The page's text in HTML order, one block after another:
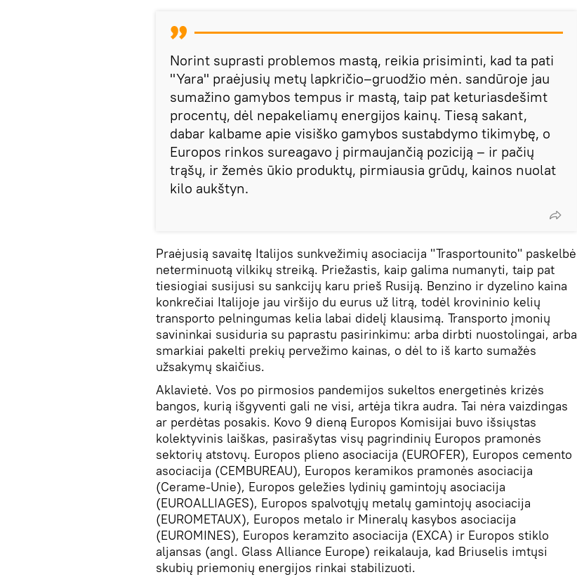
Norint suprasti problemos mastą, reikia prisiminti, kad ta pati
"Yara" praėjusių metų lapkričio–gruodžio mėn. sandūroje jau
sumažino gamybos tempus ir mastą, taip pat keturiasdešimt
procentų, dėl nepakeliamų energijos kainų. Tiesą sakant,
dabar kalbame apie visiško gamybos sustabdymo tikimybę, o
Europos rinkos sureagavo į pirmaujančią poziciją – ir pačių
trąšų, ir žemės ūkio produktų, pirmiausia grūdų, kainos nuolat
kilo aukštyn.
Praėjusią savaitę Italijos sunkvežimių asociacija "Trasportounito" paskelbė
neterminuotą vilkikų streiką. Priežastis, kaip galima numanyti, taip pat
tiesiogiai susijusi su sankcijų karu prieš Rusiją. Benzino ir dyzelino kaina
konkrečiai Italijoje jau viršijo du eurus už litrą, todėl krovininio kelių
transporto pelningumas kelia labai didelį klausimą. Transporto įmonių
savininkai susiduria su paprastu pasirinkimu: arba dirbti nuostolingai, arba
smarkiai pakelti prekių pervežimo kainas, o dėl to iš karto sumažės
užsakymų skaičius.
Aklavietė. Vos po pirmosios pandemijos sukeltos energetinės krizės
bangos, kurią išgyventi gali ne visi, artėja tikra audra. Tai nėra vaizdingas
ar perdėtas posakis. Kovo 9 dieną Europos Komisijai buvo išsiųstas
kolektyvinis laiškas, pasirašytas visų pagrindinių Europos pramonės
sektorių atstovų. Europos plieno asociacija (EUROFER), Europos cemento
asociacija (CEMBUREAU), Europos keramikos pramonės asociacija
(Cerame-Unie), Europos geležies lydinių gamintojų asociacija
(EUROALLIAGES), Europos spalvotųjų metalų gamintojų asociacija
(EUROMETAUX), Europos metalo ir Mineralų kasybos asociacija
(EUROMINES), Europos keramzito asociacija (EXCA) ir Europos stiklo
aljansas (angl. Glass Alliance Europe) reikalauja, kad Briuselis imtųsi
skubių priemonių energijos rinkai stabilizuoti.